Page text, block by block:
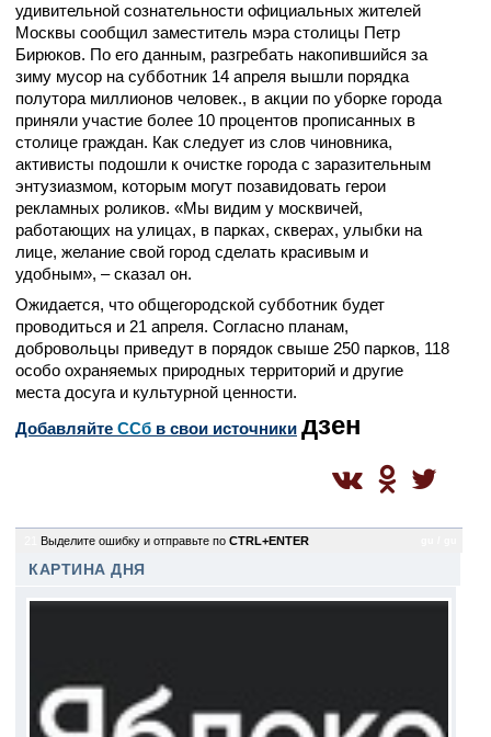
удивительной сознательности официальных жителей
Москвы сообщил заместитель мэра столицы Петр
Бирюков. По его данным, разгребать накопившийся за
зиму мусор на субботник 14 апреля вышли порядка
полутора миллионов человек., в акции по уборке города
приняли участие более 10 процентов прописанных в
столице граждан. Как следует из слов чиновника,
активисты подошли к очистке города с заразительным
энтузиазмом, которым могут позавидовать герои
рекламных роликов. «Мы видим у москвичей,
работающих на улицах, в парках, скверах, улыбки на
лице, желание свой город сделать красивым и
удобным», – сказал он.
Ожидается, что общегородской субботник будет
проводиться и 21 апреля. Согласно планам,
добровольцы приведут в порядок свыше 250 парков, 118
особо охраняемых природных территорий и другие
места досуга и культурной ценности.
Добавляйте CСб в свои источники дзен
Выделите ошибку и отправьте по CTRL+ENTER
КАРТИНА ДНЯ